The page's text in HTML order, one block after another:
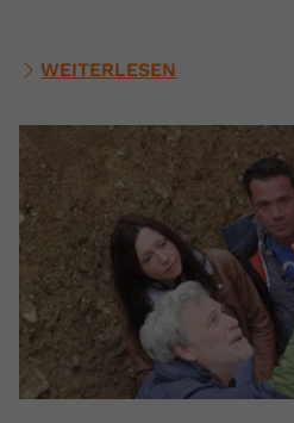
WEITERLESEN